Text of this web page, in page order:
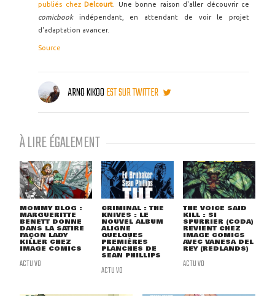
publiés chez Delcourt . Une bonne raison d'aller découvrir ce
comicbook indépendant, en attendant de voir le projet
d'adaptation avancer.
Source
ARNO KIKOOEST SUR TWITTER
À LIRE ÉGALEMENT
MOMMY BLOG :
MARGUERITTE
BENETT DONNE
DANS LA SATIRE
FAÇON LADY
KILLER CHEZ
IMAGE COMICS
ACTU VO
CRIMINAL : THE
KNIVES : LE
NOUVEL ALBUM
ALIGNE
QUELQUES
PREMIÈRES
PLANCHES DE
SEAN PHILLIPS
ACTU VO
THE VOICE SAID
KILL : SI
SPURRIER (CODA)
REVIENT CHEZ
IMAGE COMICS
AVEC VANESA DEL
REY (REDLANDS)
ACTU VO